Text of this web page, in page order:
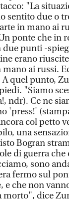
"La
sentito due o
in mano ai
ponte che in
punti -
erano
mano ai russi.
quel punto,
"Siamo
ndr). Ce ne
'press!'
col petto
una
Bogran
di guerra
sono
fermo sul
e che non
dice